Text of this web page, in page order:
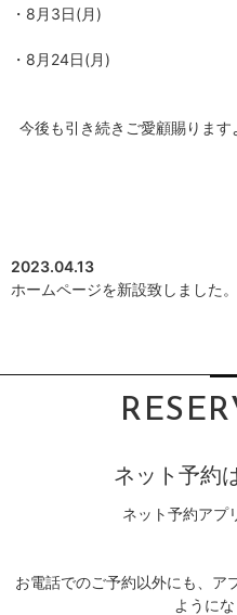
・8月3日(月)
・8月24日(月)
今後も引き続きご愛顧賜りま
2023.04.13
ホームページを新設致しました。
ネット予約
ネット予約アプ
お電話でのご予約以外にも、ア
ようにな